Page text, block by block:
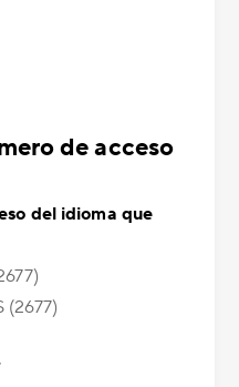
de acceso
del idioma que
(2677)